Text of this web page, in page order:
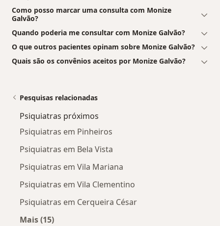
Como posso marcar uma consulta com Monize
Galvão?
Quando poderia me consultar com Monize Galvão?
O que outros pacientes opinam sobre Monize Galvão?
Quais são os convênios aceitos por Monize Galvão?
Pesquisas relacionadas
Psiquiatras próximos
Psiquiatras em Pinheiros
Psiquiatras em Bela Vista
Psiquiatras em Vila Mariana
Psiquiatras em Vila Clementino
Psiquiatras em Cerqueira César
Mais (15)